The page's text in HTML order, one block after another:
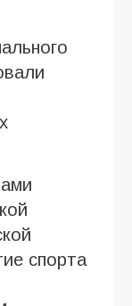
спорта